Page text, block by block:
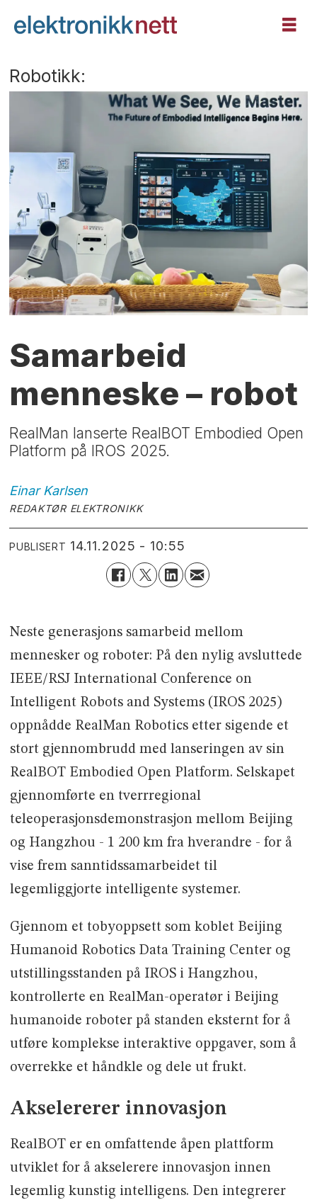
Robotikk:
Samarbeid
menneske – robot
RealMan lanserte RealBOT Embodied Open
Platform på IROS 2025.
Einar Karlsen
REDAKTØR ELEKTRONIKK
PUBLISERT 14.11.2025 - 10:55
Neste generasjons samarbeid mellom
mennesker og roboter: På den nylig avsluttede
IEEE/RSJ International Conference on
Intelligent Robots and Systems (IROS 2025)
oppnådde RealMan Robotics etter sigende et
stort gjennombrudd med lanseringen av sin
RealBOT Embodied Open Platform. Selskapet
gjennomførte en tverrregional
teleoperasjonsdemonstrasjon mellom Beijing
og Hangzhou - 1 200 km fra hverandre - for å
vise frem sanntidssamarbeidet til
legemliggjorte intelligente systemer.
Gjennom et tobyoppsett som koblet Beijing
Humanoid Robotics Data Training Center og
utstillingsstanden på IROS i Hangzhou,
kontrollerte en RealMan-operatør i Beijing
humanoide roboter på standen eksternt for å
utføre komplekse interaktive oppgaver, som å
overrekke et håndkle og dele ut frukt.
Akselererer innovasjon
RealBOT er en omfattende åpen plattform
utviklet for å akselerere innovasjon innen
legemlig kunstig intelligens. Den integrerer